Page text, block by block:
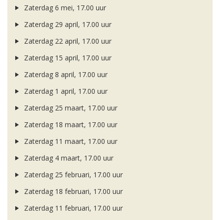
Zaterdag 6 mei, 17.00 uur
Zaterdag 29 april, 17.00 uur
Zaterdag 22 april, 17.00 uur
Zaterdag 15 april, 17.00 uur
Zaterdag 8 april, 17.00 uur
Zaterdag 1 april, 17.00 uur
Zaterdag 25 maart, 17.00 uur
Zaterdag 18 maart, 17.00 uur
Zaterdag 11 maart, 17.00 uur
Zaterdag 4 maart, 17.00 uur
Zaterdag 25 februari, 17.00 uur
Zaterdag 18 februari, 17.00 uur
Zaterdag 11 februari, 17.00 uur